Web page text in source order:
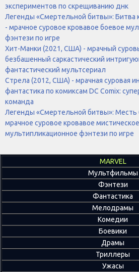
экспериментов по скрещиванию днк
Легенды «Смертельной битвы»: Битва
- мрачное суровое кровавое боевое
фэнтези по игре
Хит-Манки (2021, США) - мрачный
безбашенный саркастический
фантастический мультсериал
Стрела (2012, США) - мрачная суровая
фантастика по комиксам DC Comix:
команда
Легенды «Смертельной битвы»: Месть
мрачное суровое кровавое
мультипликационное фэнтези по игре
MARVEL
Мультфильмы
Фэнтези
Фантастика
Мелодрамы
Комедии
Боевики
Драмы
Триллеры
Ужасы